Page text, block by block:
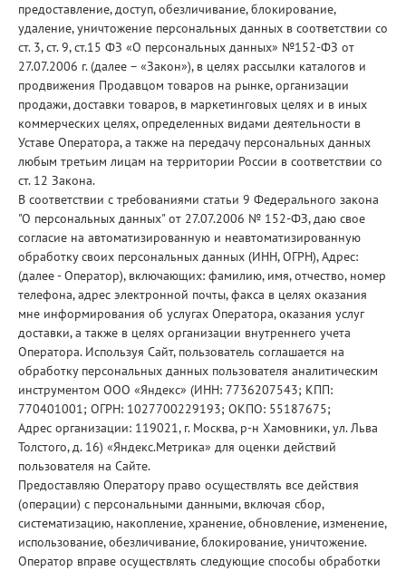
предоставление, доступ, обезличивание, блокирование,
удаление, уничтожение персональных данных в соответствии со
ст. 3, ст. 9, ст.15 ФЗ «О персональных данных» №152-ФЗ от
27.07.2006 г. (далее – «Закон»), в целях рассылки каталогов и
продвижения Продавцом товаров на рынке, организации
продажи, доставки товаров, в маркетинговых целях и в иных
коммерческих целях, определенных видами деятельности в
Уставе Оператора, а также на передачу персональных данных
любым третьим лицам на территории России в соответствии со
ст. 12 Закона.
В соответствии с требованиями статьи 9 Федерального закона
"О персональных данных" от 27.07.2006 № 152-ФЗ, даю свое
согласие на автоматизированную и неавтоматизированную
обработку своих персональных данных (ИНН, ОГРН), Адрес:
(далее - Оператор), включающих: фамилию, имя, отчество, номер
телефона, адрес электронной почты, факса в целях оказания
мне информирования об услугах Оператора, оказания услуг
доставки, а также в целях организации внутреннего учета
Оператора. Используя Сайт, пользователь соглашается на
обработку персональных данных пользователя аналитическим
инструментом ООО «Яндекс» (ИНН: 7736207543; КПП:
770401001; ОГРН: 1027700229193; ОКПО: 55187675;
Адрес организации: 119021, г. Москва, р-н Хамовники, ул. Льва
Толстого, д. 16) «Яндекс.Метрика» для оценки действий
пользователя на Сайте.
Предоставляю Оператору право осуществлять все действия
(операции) с персональными данными, включая сбор,
систематизацию, накопление, хранение, обновление, изменение,
использование, обезличивание, блокирование, уничтожение.
Оператор вправе осуществлять следующие способы обработки